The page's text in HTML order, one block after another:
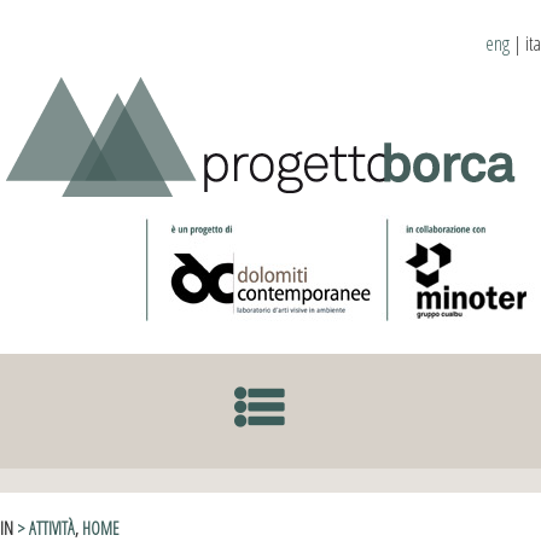
eng | ita
IN > ATTIVITÀ, HOME